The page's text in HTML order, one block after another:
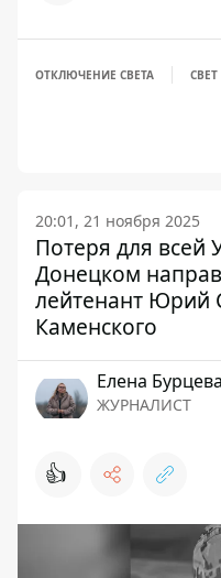
ОТКЛЮЧЕНИЕ СВЕТА СВЕТ
20:01, 21 ноября 2025
Потеря для всей
Донецком
лейтенант Юрий
Каменского
Елена Бурцева
ЖУРНАЛИСТ
👍